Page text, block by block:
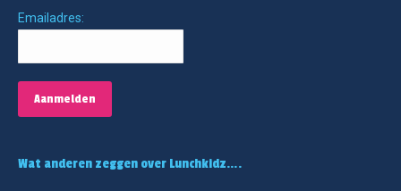
new
in
new new new
Emailadres:
Wat anderen zeggen over Lunchkidz….